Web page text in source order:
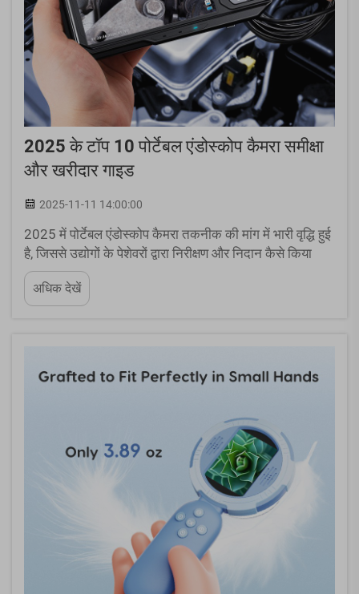
2025 के टॉप 10 पोर्टेबल एंडोस्कोप कैमरा समीक्षा
और खरीदार गाइड
2025-11-11 14:00:00
2025 में पोर्टेबल एंडोस्कोप कैमरा तकनीक की मांग में भारी वृद्धि हुई
है, जिससे उद्योगों के पेशेवरों द्वारा निरीक्षण और निदान कैसे किया
जाता है, उसमें क्रांति आ गई है। ऑटोमोटिव तकनीशियनों द्वारा
इंजन घटकों का निरीक्षण करने से लेकर घर के निरीक्षकों द्वारा... तक
अधिक देखें